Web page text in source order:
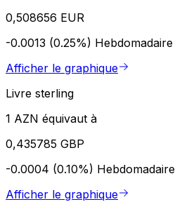
0,508656 EUR
-0.0013 (0.25%) Hebdomadaire
Afficher le graphique
Livre sterling
1 AZN équivaut à
0,435785 GBP
-0.0004 (0.10%) Hebdomadaire
Afficher le graphique